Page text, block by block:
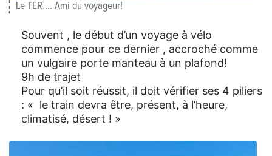
Le TER…. Ami du voyageur!
Souvent , le début d’un voyage à vélo
commence pour ce dernier , accroché comme
un vulgaire porte manteau à un plafond!
9h de trajet
Pour qu’il soit réussit, il doit vérifier ses 4 piliers
: « le train devra être, présent, à l’heure,
climatisé, désert ! »